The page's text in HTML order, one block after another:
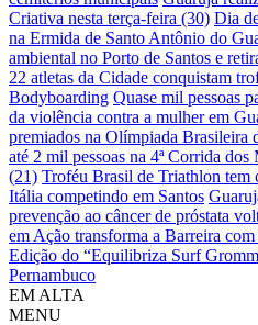
Criativa nesta terça-feira (30) Dia
na Ermida de Santo Antônio do
ambiental no Porto de Santos e
22 atletas da Cidade conquistam
Bodyboarding Quase mil pessoas
da violência contra a mulher em
premiados na Olímpiada Brasileira
até 2 mil pessoas na 4ª Corrida
(21) Troféu Brasil de Triathlon tem
Itália competindo em Santos
prevenção ao câncer de próstata
em Ação transforma a Barreira
Edição do “Equilibriza Surf
Pernambuco
EM ALTA
MENU